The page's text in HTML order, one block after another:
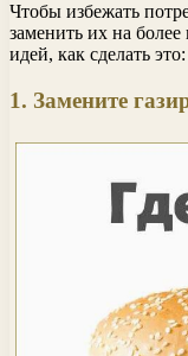
Чтобы избежать
заменить их на
идей, как сделать это:
1. Замените